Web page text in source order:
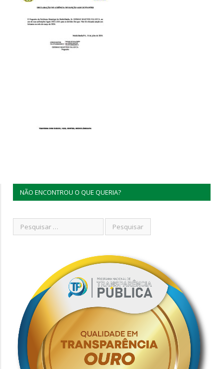
NÃO ENCONTROU O QUE QUERIA?